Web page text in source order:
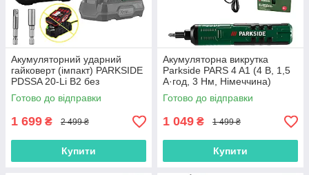
Акумуляторний ударний
гайковерт (імпакт) PARKSIDE
PDSSA 20-Li B2 без
акумулятора та зарядного
(20 В, 180 Нм, Німеччина)
Готово до відправки
1 699 ₴ 2 499 ₴
Купити
Акумуляторна викрутка
Parkside PARS 4 A1 (4 В, 1,5
А·год, 3 Нм, Німеччина)
Готово до відправки
1 049 ₴ 1 499 ₴
Купити